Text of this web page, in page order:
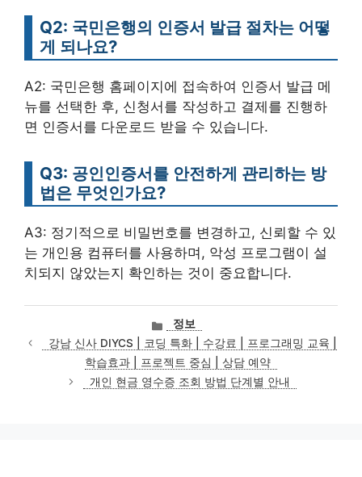
Q2: 국민은행의 인증서 발급 절차는 어떻
게 되나요?
A2: 국민은행 홈페이지에 접속하여 인증서 발급 메
뉴를 선택한 후, 신청서를 작성하고 결제를 진행하
면 인증서를 다운로드 받을 수 있습니다.
Q3: 공인인증서를 안전하게 관리하는 방
법은 무엇인가요?
A3: 정기적으로 비밀번호를 변경하고, 신뢰할 수 있
는 개인용 컴퓨터를 사용하며, 악성 프로그램이 설
치되지 않았는지 확인하는 것이 중요합니다.
카
테
고
리
정보
강남 신사 DIYCS | 코딩 특화 | 수강료 | 프로그래밍 교육 |
학습효과 | 프로젝트 중심 | 상담 예약
개인 현금 영수증 조회 방법 단계별 안내